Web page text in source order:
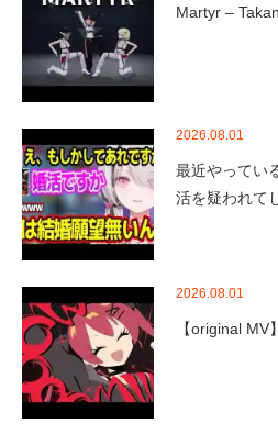
Martyr –
2026.08.01
最近やってい
活を疑われて
2026.08.01
【original